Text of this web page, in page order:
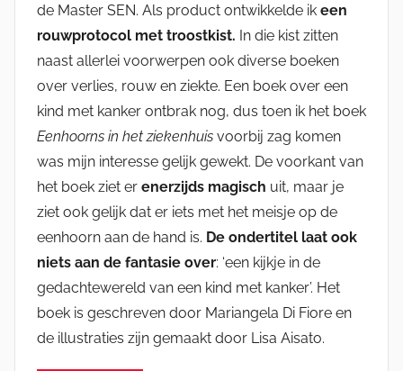
de Master SEN. Als product ontwikkelde ik een
rouwprotocol met troostkist. In die kist zitten
naast allerlei voorwerpen ook diverse boeken
over verlies, rouw en ziekte. Een boek over een
kind met kanker ontbrak nog, dus toen ik het boek
Eenhoorns in het ziekenhuis voorbij zag komen
was mijn interesse gelijk gewekt. De voorkant van
het boek ziet er enerzijds magisch uit, maar je
ziet ook gelijk dat er iets met het meisje op de
eenhoorn aan de hand is. De ondertitel laat ook
niets aan de fantasie over: ‘een kijkje in de
gedachtewereld van een kind met kanker’. Het
boek is geschreven door Mariangela Di Fiore en
de illustraties zijn gemaakt door Lisa Aisato.